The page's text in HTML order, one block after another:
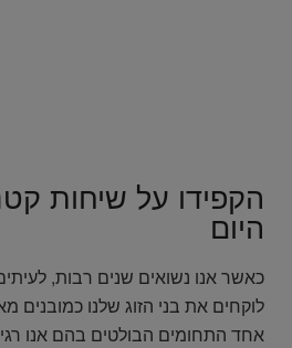
הקפידו על שיחות
היום
כאשר אנו נשואים שנים רבות,
לוקחים את בני הזוג שלנו
אחד התחומים הבולטים בהם אנו